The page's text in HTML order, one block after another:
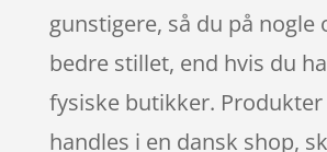
gunstigere, så du på nogle
bedre stillet, end hvis du
fysiske butikker.
handles i en dansk shop,